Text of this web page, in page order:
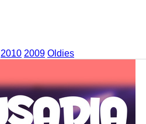
2010 2009 Oldies